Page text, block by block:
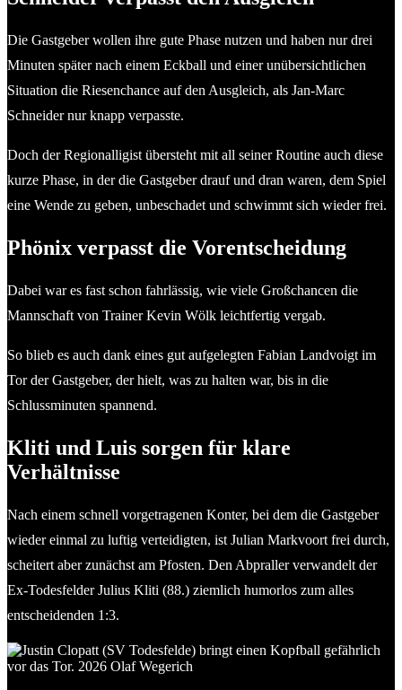
Die Gastgeber wollen ihre gute Phase nutzen und haben nur drei
Minuten später nach einem Eckball und einer unübersichtlichen
Situation die Riesenchance auf den Ausgleich, als Jan-Marc
Schneider nur knapp verpasste.
Doch der Regionalligist übersteht mit all seiner Routine auch diese
kurze Phase, in der die Gastgeber drauf und dran waren, dem Spiel
eine Wende zu geben, unbeschadet und schwimmt sich wieder frei.
Phönix verpasst die Vorentscheidung
Dabei war es fast schon fahrlässig, wie viele Großchancen die
Mannschaft von Trainer Kevin Wölk leichtfertig vergab.
So blieb es auch dank eines gut aufgelegten Fabian Landvoigt im
Tor der Gastgeber, der hielt, was zu halten war, bis in die
Schlussminuten spannend.
Kliti und Luis sorgen für klare
Verhältnisse
Nach einem schnell vorgetragenen Konter, bei dem die Gastgeber
wieder einmal zu luftig verteidigten, ist Julian Markvoort frei durch,
scheitert aber zunächst am Pfosten. Den Abpraller verwandelt der
Ex-Todesfelder Julius Kliti (88.) ziemlich humorlos zum alles
entscheidenden 1:3.